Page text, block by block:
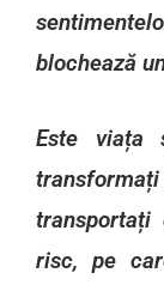
blochează
Este viața
transformați
transportați
risc, pe